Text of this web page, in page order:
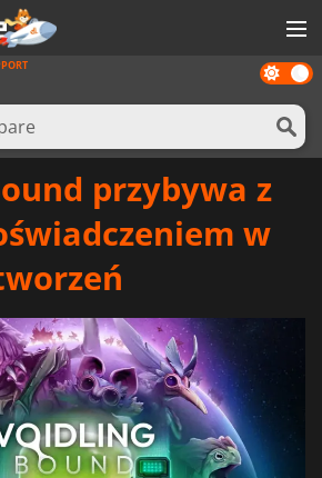
Dark
mode
przybywa z
w